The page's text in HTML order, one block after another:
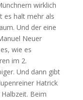
wirklich
es halt mehr als
Und der eine
Neuer
wie es
im 2.
Und dann gibt
Hatrick
Beim